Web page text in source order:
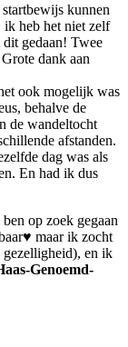
kunnen
ik heb het niet zelf
gedaan! Twee
dank aan
ook mogelijk was
behalve de
de wandeltocht
afstanden.
dag was als
En had ik dus
op zoek gegaan
maar ik zocht
gezelligheid), en ik
Genoemd-